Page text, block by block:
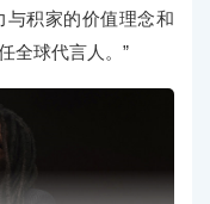
积家的价值理念和
全球代言人。”